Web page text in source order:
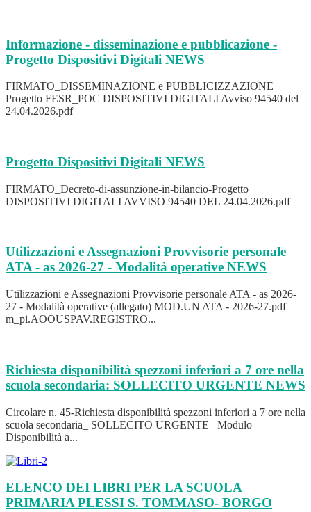
Informazione - disseminazione e pubblicazione -
Progetto Dispositivi Digitali NEWS
FIRMATO_DISSEMINAZIONE e PUBBLICIZZAZIONE
Progetto FESR_POC DISPOSITIVI DIGITALI Avviso 94540 del
24.04.2026.pdf
Progetto Dispositivi Digitali NEWS
FIRMATO_Decreto-di-assunzione-in-bilancio-Progetto
DISPOSITIVI DIGITALI AVVISO 94540 DEL 24.04.2026.pdf
Utilizzazioni e Assegnazioni Provvisorie personale
ATA - as 2026-27 - Modalità operative NEWS
Utilizzazioni e Assegnazioni Provvisorie personale ATA - as 2026-
27 - Modalità operative (allegato) MOD.UN ATA - 2026-27.pdf
m_pi.AOOUSPAV.REGISTRO...
Richiesta disponibilità spezzoni inferiori a 7 ore nella
scuola secondaria: SOLLECITO URGENTE NEWS
Circolare n. 45-Richiesta disponibilità spezzoni inferiori a 7 ore nella
scuola secondaria_ SOLLECITO URGENTE Modulo
Disponibilità a...
ELENCO DEI LIBRI PER LA SCUOLA
PRIMARIA PLESSI S. TOMMASO- BORGO